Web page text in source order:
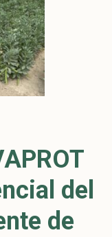
del
de